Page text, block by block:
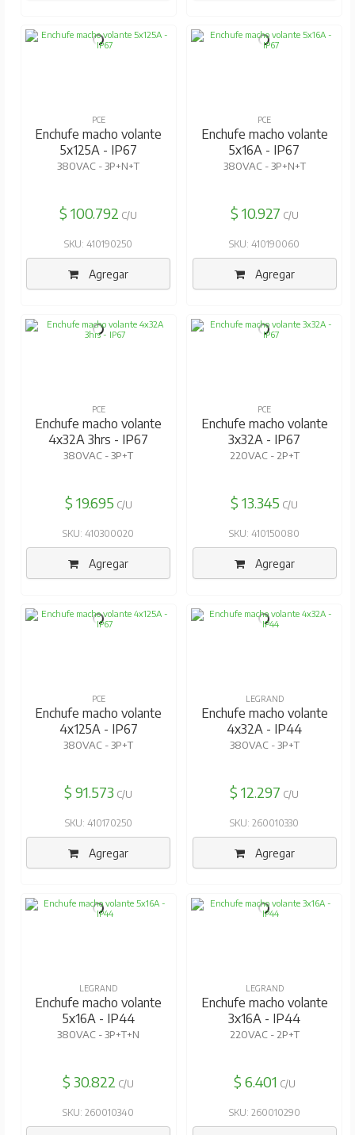
PCE
Enchufe macho volante
5x125A - IP67
380VAC - 3P+N+T
$ 100.792 C/U
SKU: 410190250
Agregar
PCE
Enchufe macho volante
5x16A - IP67
380VAC - 3P+N+T
$ 10.927 C/U
SKU: 410190060
Agregar
PCE
Enchufe macho volante
4x32A 3hrs - IP67
380VAC - 3P+T
$ 19.695 C/U
SKU: 410300020
Agregar
PCE
Enchufe macho volante
3x32A - IP67
220VAC - 2P+T
$ 13.345 C/U
SKU: 410150080
Agregar
PCE
Enchufe macho volante
4x125A - IP67
380VAC - 3P+T
$ 91.573 C/U
SKU: 410170250
Agregar
LEGRAND
Enchufe macho volante
4x32A - IP44
380VAC - 3P+T
$ 12.297 C/U
SKU: 260010330
Agregar
LEGRAND
Enchufe macho volante
5x16A - IP44
380VAC - 3P+T+N
$ 30.822 C/U
SKU: 260010340
LEGRAND
Enchufe macho volante
3x16A - IP44
220VAC - 2P+T
$ 6.401 C/U
SKU: 260010290